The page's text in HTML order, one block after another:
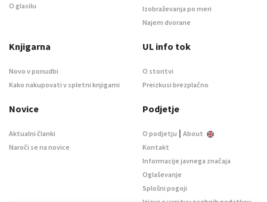
O glasilu
Izobraževanja po meri
Najem dvorane
Knjigarna
Novo v ponudbi
Kako nakupovati v spletni knjigarni
UL info tok
O storitvi
Preizkusi brezplačno
Novice
Aktualni članki
Naroči se na novice
Podjetje
O podjetju | About
Kontakt
Informacije javnega značaja
Oglaševanje
Splošni pogoji